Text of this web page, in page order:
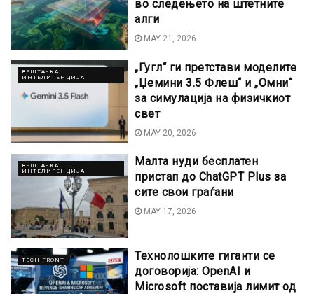
во следењето на штетните
алги
MAY 21, 2026
ВЕШТАЧКА
ИНТЕЛИГЕНЦИЈА
„Гугл“ ги претстави моделите
„Џемини 3.5 Флеш“ и „Омни“
за симулација на физичкиот
свет
MAY 20, 2026
ВЕШТАЧКА
ИНТЕЛИГЕНЦИЈА
Малта нуди бесплатен
пристап до ChatGPT Plus за
сите свои граѓани
MAY 17, 2026
TECH FRONT
Технолошките гиганти се
договорија: OpenAI и
Microsoft поставија лимит од